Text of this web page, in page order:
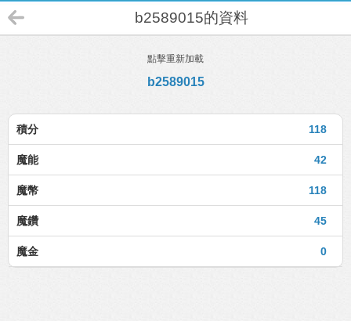
b2589015的資料
點擊重新加載
b2589015
118
積分
42
魔能
118
魔幣
45
魔鑽
0
魔金